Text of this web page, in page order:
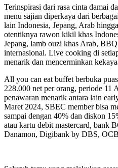
Terinspirasi dari rasa cinta damai
menu sajian diperkaya dari
lain Indonesia, Jepang, Arab
otentiknya rawon kikil khas
Jepang, lamb ouzi khas Arab,
internasional. Live cooking di
menarik dan mencerminkan
All you can eat buffet berbuka
228.000 net per orang, periode 11
penawaran menarik antara lain
Maret 2024, SBEC member bisa
sampai dengan 40% dan diskon
atau kartu debit mastercard,
Danamon, Digibank by DBS,